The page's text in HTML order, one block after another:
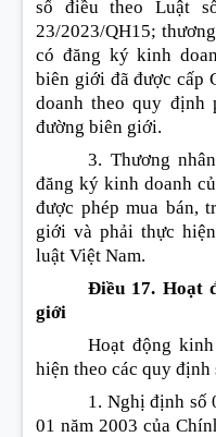
số điều theo Luật
23/2023/QH15;
có đăng ký kinh
biên giới đã được cấp
doanh theo quy định
đường biên giới.
3. Thương
đăng ký kinh doanh
được phép mua bán,
giới và phải thực
luật Việt Nam.
Điều 17. Hoạt
giới
Hoạt động
hiện theo các quy định
1. Nghị định số
01 năm 2003 của